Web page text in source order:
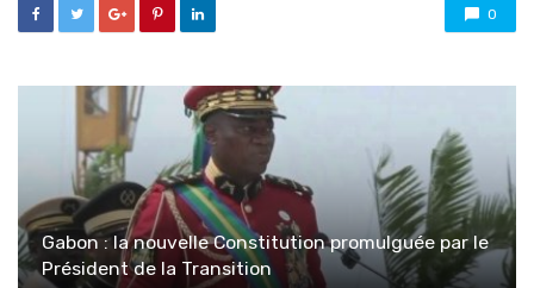
0
Gabon : la nouvelle Constitution promulguée par le
Président de la Transition